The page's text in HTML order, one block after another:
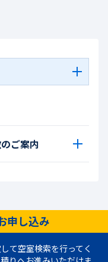
ご案内
申し込み
て空室検索を行ってく